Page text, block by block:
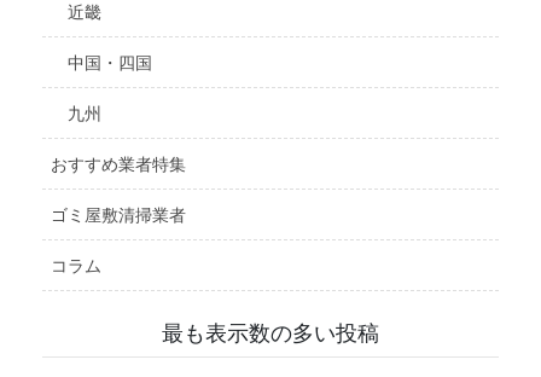
近畿
中国・四国
九州
おすすめ業者特集
ゴミ屋敷清掃業者
コラム
最も表示数の多い投稿